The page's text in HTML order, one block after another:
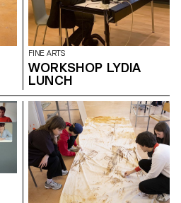
FINE ARTS
WORKSHOP LYDIA
LUNCH